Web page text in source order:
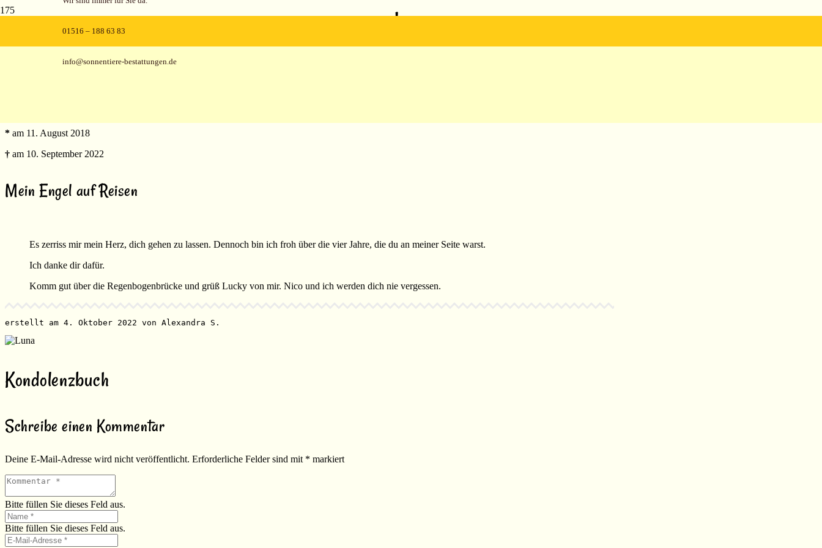
01516 – 188 63 83
info@sonnentiere-bestattungen.de
Luna
* am 11. August 2018
† am 10. September 2022
Mein Engel auf Reisen
Es zerriss mir mein Herz, dich gehen zu lassen. Dennoch bin ich froh über die vier Jahre, die du an meiner Seite warst.
Ich danke dir dafür.
Komm gut über die Regenbogenbrücke und grüß Lucky von mir. Nico und ich werden dich nie vergessen.
erstellt am 4. Oktober 2022 von Alexandra S.
Kondolenzbuch
Schreibe einen Kommentar
Deine E-Mail-Adresse wird nicht veröffentlicht. Erforderliche Felder sind mit * markiert
Bitte füllen Sie dieses Feld aus.
Bitte füllen Sie dieses Feld aus.